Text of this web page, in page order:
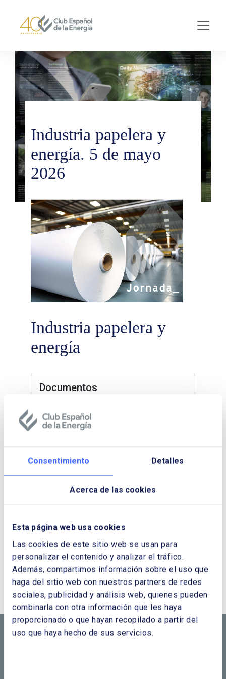
Consentimiento Detalles
Acerca de las cookies
Esta página web usa cookies
Las cookies de este sitio web se usan para
personalizar el contenido y analizar el tráfico.
Además, compartimos información sobre el uso que
haga del sitio web con nuestros partners de redes
sociales, publicidad y análisis web, quienes pueden
combinarla con otra información que les haya
proporcionado o que hayan recopilado a partir del
uso que haya hecho de sus servicios.
Industria papelera y
energía. 5 de mayo
2026
Industria papelera y
energía
Documentos
¿QUIERES PONERTE EN CONTACTO CON
NOSOTROS?
CONTÁCTANOS SI
NECESITAS MÁS